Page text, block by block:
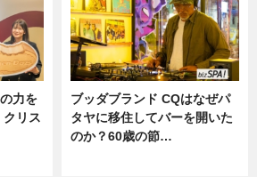
力を
リス
ブッダブランド CQはなぜパ
タヤに移住してバーを開いた
のか？60歳の節…